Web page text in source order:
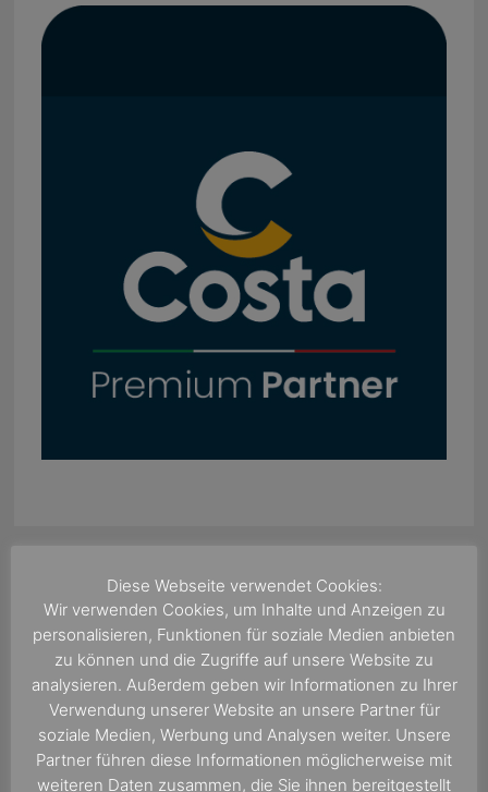
Diese Webseite verwendet Cookies:
Wir verwenden Cookies, um Inhalte und Anzeigen zu
personalisieren, Funktionen für soziale Medien anbieten
zu können und die Zugriffe auf unsere Website zu
analysieren. Außerdem geben wir Informationen zu Ihrer
Verwendung unserer Website an unsere Partner für
soziale Medien, Werbung und Analysen weiter. Unsere
Partner führen diese Informationen möglicherweise mit
weiteren Daten zusammen, die Sie ihnen bereitgestellt